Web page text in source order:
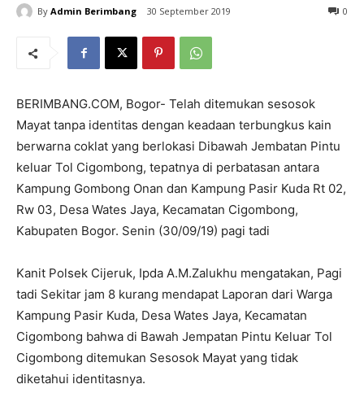
By Admin Berimbang 30 September 2019 0
BERIMBANG.COM, Bogor- Telah ditemukan sesosok
Mayat tanpa identitas dengan keadaan terbungkus kain
berwarna coklat yang berlokasi Dibawah Jembatan Pintu
keluar Tol Cigombong, tepatnya di perbatasan antara
Kampung Gombong Onan dan Kampung Pasir Kuda Rt 02,
Rw 03, Desa Wates Jaya, Kecamatan Cigombong,
Kabupaten Bogor. Senin (30/09/19) pagi tadi
Kanit Polsek Cijeruk, Ipda A.M.Zalukhu mengatakan, Pagi
tadi Sekitar jam 8 kurang mendapat Laporan dari Warga
Kampung Pasir Kuda, Desa Wates Jaya, Kecamatan
Cigombong bahwa di Bawah Jempatan Pintu Keluar Tol
Cigombong ditemukan Sesosok Mayat yang tidak
diketahui identitasnya.